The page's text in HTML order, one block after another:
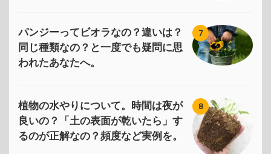
7
パンジーってビオラなの？違いは？
同じ種類なの？と一度でも疑問に思
われたあなたへ。
8
植物の水やりについて。時間は夜が
良いの？「土の表面が乾いたら」す
るのが正解なの？頻度など実例を。